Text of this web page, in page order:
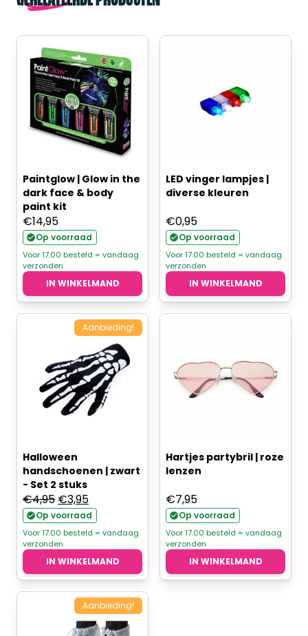
Paintglow | Glow in the
dark face & body
paint kit
€14,95
Op voorraad
Voor 17.00 besteld = vandaag
verzonden
IN WINKELMAND
LED vinger lampjes |
diverse kleuren
€0,95
Op voorraad
Voor 17.00 besteld = vandaag
verzonden
IN WINKELMAND
Aanbieding!
Halloween
handschoenen | zwart
- Set 2 stuks
€4,95 Oorspronkelijke
prijs
was:
€4,95.
€3,95Huidige
prijs
is:
€3,95.
Op voorraad
Voor 17.00 besteld = vandaag
verzonden
IN WINKELMAND
Hartjes partybril | roze
lenzen
€7,95
Op voorraad
Voor 17.00 besteld = vandaag
verzonden
IN WINKELMAND
Aanbieding!